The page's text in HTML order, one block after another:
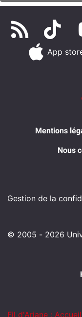
App
Mentions
Nous
Gestion de la
© 2005 - 2026
Fil d'Ariane : Accueil